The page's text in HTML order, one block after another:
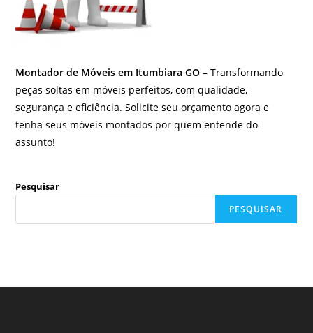
Montador de Móveis em Itumbiara GO – Transformando
peças soltas em móveis perfeitos, com qualidade,
segurança e eficiência. Solicite seu orçamento agora e
tenha seus móveis montados por quem entende do
assunto!
Pesquisar
PESQUISAR